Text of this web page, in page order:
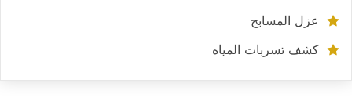
عزل المسابح
كشف تسربات المياه